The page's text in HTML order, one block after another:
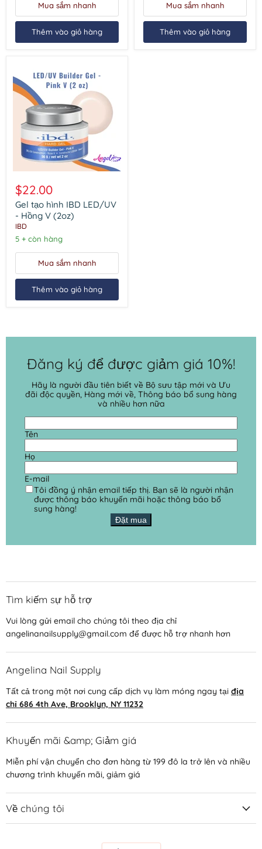
Mua sắm nhanh
Thêm vào giỏ hàng
Mua sắm nhanh
Thêm vào giỏ hàng
tạo
hình
IBD
LED/UV
Hồng
V
(2oz)
$22.00
Gel tạo hình IBD LED/UV
- Hồng V (2oz)
IBD
5 + còn hàng
Mua sắm nhanh
Thêm vào giỏ hàng
Đăng ký để được giảm giá 10%!
Hãy là người đầu tiên biết về Bộ sưu tập mới và Ưu
đãi độc quyền, Hàng mới về, Thông báo bổ sung hàng
và nhiều hơn nữa
Tên
Họ
E-mail
Tôi đồng ý nhận email tiếp thị. Bạn sẽ là người nhận
được thông báo khuyến mãi hoặc thông báo bổ
sung hàng!
Đặt mua
Tìm kiếm sự hỗ trợ
Vui lòng gửi email cho chúng tôi theo địa chỉ
angelinanailsupply@gmail.com để được hỗ trợ nhanh hơn
Angelina Nail Supply
Tất cả trong một nơi cung cấp dịch vụ làm móng ngay tại địa
chỉ 686 4th Ave, Brooklyn, NY 11232
Khuyến mãi &amp; Giảm giá
Miễn phí vận chuyển cho đơn hàng từ 199 đô la trở lên và nhiều
chương trình khuyến mãi, giảm giá
Về chúng tôi